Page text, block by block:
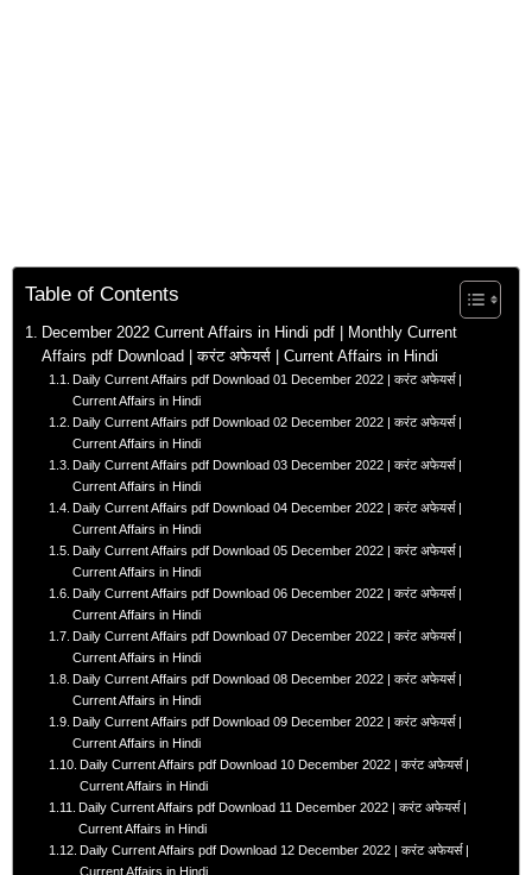
Table of Contents
December 2022 Current Affairs in Hindi pdf | Monthly Current
Affairs pdf Download | करंट अफेयर्स | Current Affairs in Hindi
Daily Current Affairs pdf Download 01 December 2022 | करंट अफेयर्स |
Current Affairs in Hindi
Daily Current Affairs pdf Download 02 December 2022 | करंट अफेयर्स |
Current Affairs in Hindi
Daily Current Affairs pdf Download 03 December 2022 | करंट अफेयर्स |
Current Affairs in Hindi
Daily Current Affairs pdf Download 04 December 2022 | करंट अफेयर्स |
Current Affairs in Hindi
Daily Current Affairs pdf Download 05 December 2022 | करंट अफेयर्स |
Current Affairs in Hindi
Daily Current Affairs pdf Download 06 December 2022 | करंट अफेयर्स |
Current Affairs in Hindi
Daily Current Affairs pdf Download 07 December 2022 | करंट अफेयर्स |
Current Affairs in Hindi
Daily Current Affairs pdf Download 08 December 2022 | करंट अफेयर्स |
Current Affairs in Hindi
Daily Current Affairs pdf Download 09 December 2022 | करंट अफेयर्स |
Current Affairs in Hindi
Daily Current Affairs pdf Download 10 December 2022 | करंट अफेयर्स |
Current Affairs in Hindi
Daily Current Affairs pdf Download 11 December 2022 | करंट अफेयर्स |
Current Affairs in Hindi
Daily Current Affairs pdf Download 12 December 2022 | करंट अफेयर्स |
Current Affairs in Hindi